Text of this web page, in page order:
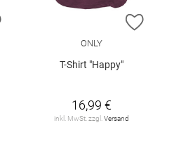
ZUR WUNSCHLISTE HINZUFÜGEN
ZUR
ONLY
T-Shirt "Happy"
16,99 €
inkl. MwSt. zzgl.Versand